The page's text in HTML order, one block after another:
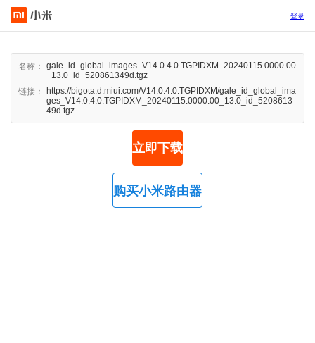
登录
名称：
gale_id_global_images_V14.0.4.0.TGPIDXM_20240115.0000.00
_13.0_id_520861349d.tgz
链接：
https://bigota.d.miui.com/V14.0.4.0.TGPIDXM/gale_id_global_ima
ges_V14.0.4.0.TGPIDXM_20240115.0000.00_13.0_id_5208613
49d.tgz
立即下载
购买小米路由器